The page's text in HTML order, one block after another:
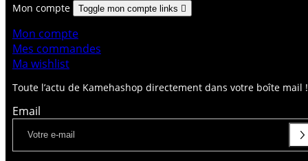
Toute l’actu de Kamehashop directement dans votre boîte mail !
Email
Mon compte Toggle mon compte links 
Mon compte
Mes commandes
Ma wishlist